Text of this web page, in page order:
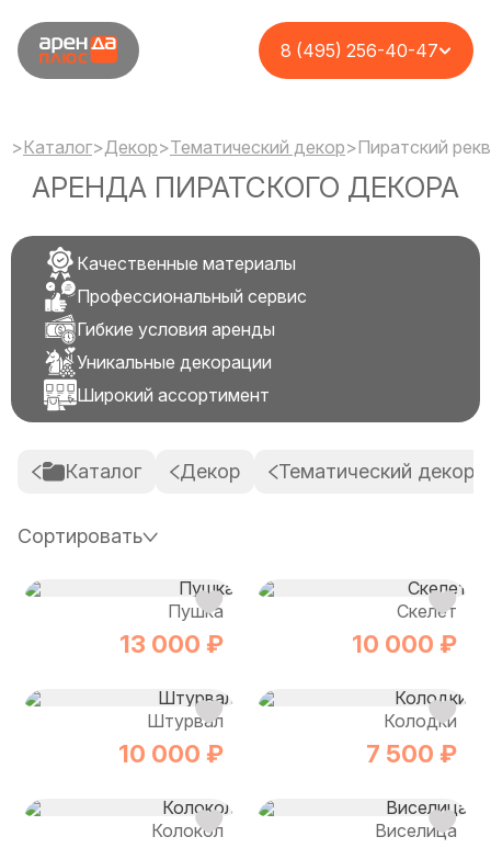
8 (495) 256-40-47
>Каталог>Декор>Тематический декор>Пиратский
АРЕНДА ПИРАТСКОГО ДЕКОРА
Качественные материалы
Профессиональный сервис
Гибкие условия аренды
Уникальные декорации
Широкий ассортимент
Каталог Декор Тематический декор
Сортировать
Пушка
13 000 ₽
Скелет
10 000 ₽
Штурвал
10 000 ₽
Колодки
7 500 ₽
Колокол Виселица